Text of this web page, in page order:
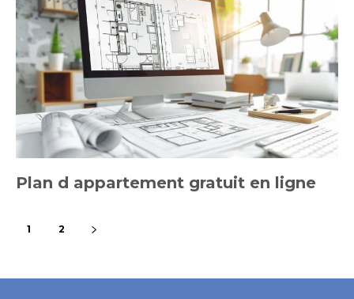
Plan d appartement gratuit en ligne
1 2